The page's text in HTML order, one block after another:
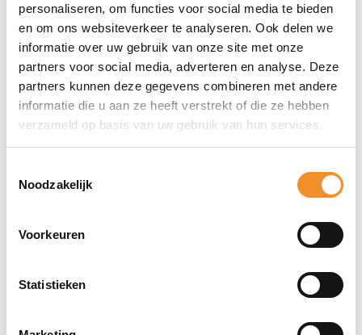
personaliseren, om functies voor social media te bieden
en om ons websiteverkeer te analyseren. Ook delen we
informatie over uw gebruik van onze site met onze
partners voor social media, adverteren en analyse. Deze
partners kunnen deze gegevens combineren met andere
informatie die u aan ze heeft verstrekt of die ze hebben
verzameld op basis van uw gebruik van hun services.
Noodzakelijk
Voorkeuren
Statistieken
Direct erbij bestellen